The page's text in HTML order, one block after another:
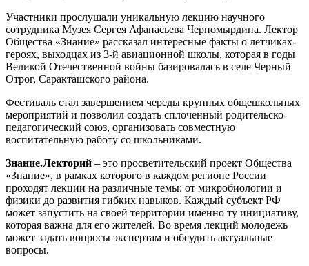
Участники прослушали уникальную лекцию научного
сотрудника Музея Сергея Афанасьева Черномырдина. Лектор
Общества «Знание» рассказал интересные факты о летчиках-
героях, выходцах из 3-й авиационной школы, которая в годы
Великой Отечественной войны базировалась в селе Черный
Отрог, Саракташского района.
Фестиваль стал завершением череды крупных общешкольных
мероприятий и позволил создать сплоченный родительско-
педагогический союз, организовать совместную
воспитательную работу со школьниками.
Знание.Лекторий – это просветительский проект Общества
«Знание», в рамках которого в каждом регионе России
проходят лекции на различные темы: от микробиологии и
физики до развития гибких навыков. Каждый субъект РФ
может запустить на своей территории именно ту инициативу,
которая важна для его жителей. Во время лекций молодежь
может задать вопросы экспертам и обсудить актуальные
вопросы.